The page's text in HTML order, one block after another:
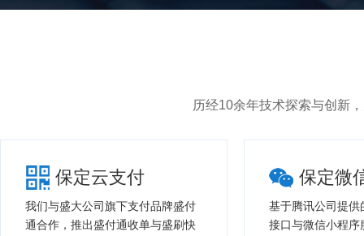
历经10余年技术探索与创新
保定云支付
我们与盛大公司旗下支付品牌盛付
通合作，推出盛付通收单与盛刷快
保定微
基于腾讯公司提供
接口与微信小程序